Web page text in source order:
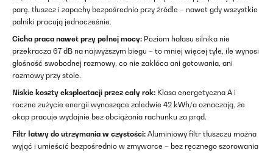
parę, tłuszcz i zapachy bezpośrednio przy źródle – nawet gdy wszystkie
palniki pracują jednocześnie.
Cicha praca nawet przy pełnej mocy: Poziom hałasu silnika nie
przekracza 67 dB na najwyższym biegu – to mniej więcej tyle, ile wynosi
głośność swobodnej rozmowy, co nie zakłóca ani gotowania, ani
rozmowy przy stole.
Niskie koszty eksploatacji przez cały rok: Klasa energetyczna A i
roczne zużycie energii wynoszące zaledwie 42 kWh/a oznaczają, że
okap pracuje wydajnie bez obciążania rachunku za prąd.
Filtr łatwy do utrzymania w czystości: Aluminiowy filtr tłuszczu można
wyjąć i umieścić bezpośrednio w zmywarce – bez ręcznego szorowania